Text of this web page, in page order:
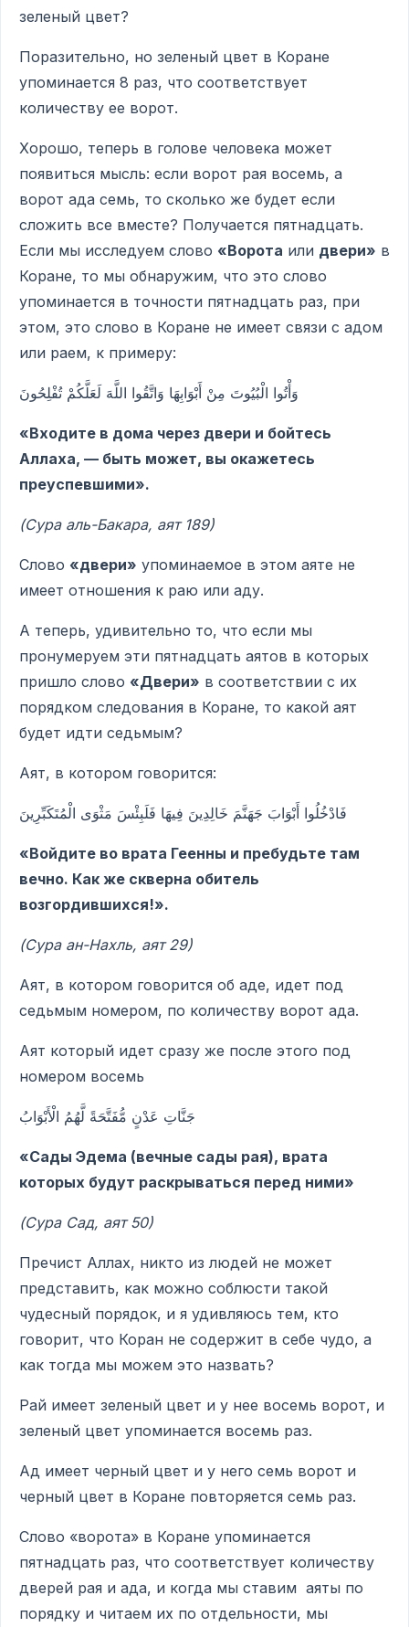
зеленый цвет?
Поразительно, но зеленый цвет в Коране
упоминается 8 раз, что соответствует
количеству ее ворот.
Хорошо, теперь в голове человека может
появиться мысль: если ворот рая восемь, а
ворот ада семь, то сколько же будет если
сложить все вместе? Получается пятнадцать.
Если мы исследуем слово «Ворота или двери» в
Коране, то мы обнаружим, что это слово
упоминается в точности пятнадцать раз, при
этом, это слово в Коране не имеет связи с адом
или раем, к примеру:
وَأْتُوا الْبُيُوتَ مِنْ أَبْوَابِهَا وَاتَّقُوا اللَّهَ لَعَلَّكُمْ تُفْلِحُونَ
«Входите в дома через двери и бойтесь
Аллаха, — быть может, вы окажетесь
преуспевшими».
(Сура аль-Бакара, аят 189)
Слово «двери» упоминаемое в этом аяте не
имеет отношения к раю или аду.
А теперь, удивительно то, что если мы
пронумеруем эти пятнадцать аятов в которых
пришло слово «Двери» в соответствии с их
порядком следования в Коране, то какой аят
будет идти седьмым?
Аят, в котором говорится:
فَادْخُلُوا أَبْوَابَ جَهَنَّمَ خَالِدِينَ فِيهَا فَلَبِئْسَ مَثْوَى الْمُتَكَبِّرِينَ
«Войдите во врата Геенны и пребудьте там
вечно. Как же скверна обитель
возгордившихся!».
(Сура ан-Нахль, аят 29)
Аят, в котором говорится об аде, идет под
седьмым номером, по количеству ворот ада.
Аят который идет сразу же после этого под
номером восемь
جَنَّاتِ عَدْنٍ مُّفَتَّحَةً لَّهُمُ الْأَبْوَابُ
«Сады Эдема (вечные сады рая), врата
которых будут раскрываться перед ними»
(Сура Сад, аят 50)
Пречист Аллах, никто из людей не может
представить, как можно соблюсти такой
чудесный порядок, и я удивляюсь тем, кто
говорит, что Коран не содержит в себе чудо, а
как тогда мы можем это назвать?
Рай имеет зеленый цвет и у нее восемь ворот, и
зеленый цвет упоминается восемь раз.
Ад имеет черный цвет и у него семь ворот и
черный цвет в Коране повторяется семь раз.
Слово «ворота» в Коране упоминается
пятнадцать раз, что соответствует количеству
дверей рая и ада, и когда мы ставим аяты по
порядку и читаем их по отдельности, мы